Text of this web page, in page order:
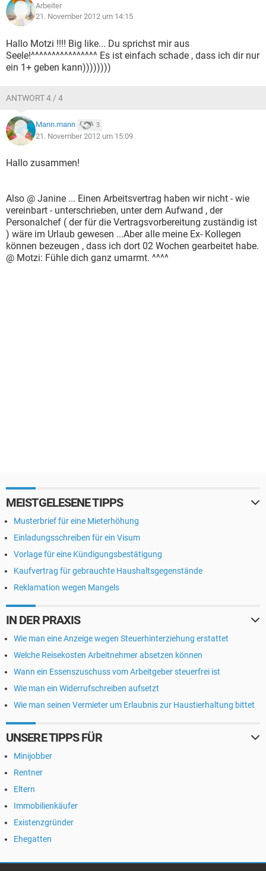
Arbeiter
21. November 2012 um 14:15
Hallo Motzi !!!! Big like... Du sprichst mir aus
Seele!^^^^^^^^^^^^^^^^ Es ist einfach schade , dass ich dir nur
ein 1+ geben kann))))))))
ANTWORT 4 / 4
Mann.mann 3
21. November 2012 um 15:09
Hallo zusammen!
Also @ Janine ... Einen Arbeitsvertrag haben wir nicht - wie
vereinbart - unterschrieben, unter dem Aufwand , der
Personalchef ( der für die Vertragsvorbereitung zuständig ist
) wäre im Urlaub gewesen ...Aber alle meine Ex- Kollegen
können bezeugen , dass ich dort 02 Wochen gearbeitet habe.
@ Motzi: Fühle dich ganz umarmt. ^^^^
MEISTGELESENE TIPPS
Musterbrief für eine Mieterhöhung
Einladungsschreiben für ein Visum
Vorlage für eine Kündigungsbestätigung
Kaufvertrag für gebrauchte Haushaltsgegenstände
Reklamation wegen Mangels
IN DER PRAXIS
Wie man eine Anzeige wegen Steuerhinterziehung erstattet
Welche Reisekosten Arbeitnehmer absetzen können
Wann ein Essenszuschuss vom Arbeitgeber steuerfrei ist
Wie man ein Widerrufschreiben aufsetzt
Wie man seinen Vermieter um Erlaubnis zur Haustierhaltung bittet
UNSERE TIPPS FÜR
Minijobber
Rentner
Eltern
Immobilienkäufer
Existenzgründer
Ehegatten